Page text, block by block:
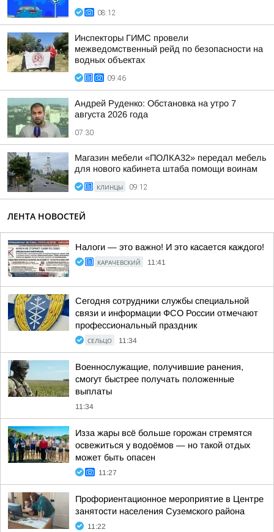
08:12
Инспекторы ГИМС провели
межведомственный рейд по безопасности на
водных объектах
09:46
Андрей Руденко: Обстановка на утро 7
августа 2026 года
07:30
Магазин мебели «ПОЛКА32» передал мебель
для нового кабинета штаба помощи воинам
КЛИНЦЫ 09:12
ЛЕНТА НОВОСТЕЙ
Налоги — это важно! И это касается каждого!
КАРАЧЕВСКИЙ 11:41
Сегодня сотрудники службы специальной
связи и информации ФСО России отмечают
профессиональный праздник
СЕЛЬЦО 11:34
Военнослужащие, получившие ранения,
смогут быстрее получать положенные
выплаты
11:34
Изза жары всё больше горожан стремятся
освежиться у водоёмов — но такой отдых
может быть опасен
11:27
Профориентационное мероприятие в Центре
занятости населения Суземского района
11:22